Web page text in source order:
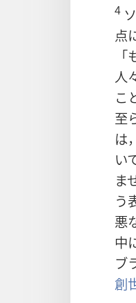
4
点
人
こ
至
は
い
ま
う
悪
中
ブ
創